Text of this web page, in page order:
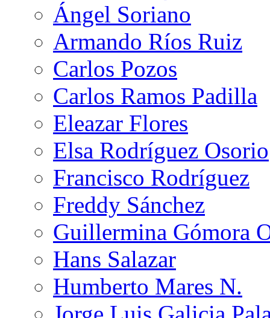
Ángel Soriano
Armando Ríos Ruiz
Carlos Pozos
Carlos Ramos Padilla
Eleazar Flores
Elsa Rodríguez Osorio
Francisco Rodríguez
Freddy Sánchez
Guillermina Gómora
Hans Salazar
Humberto Mares N.